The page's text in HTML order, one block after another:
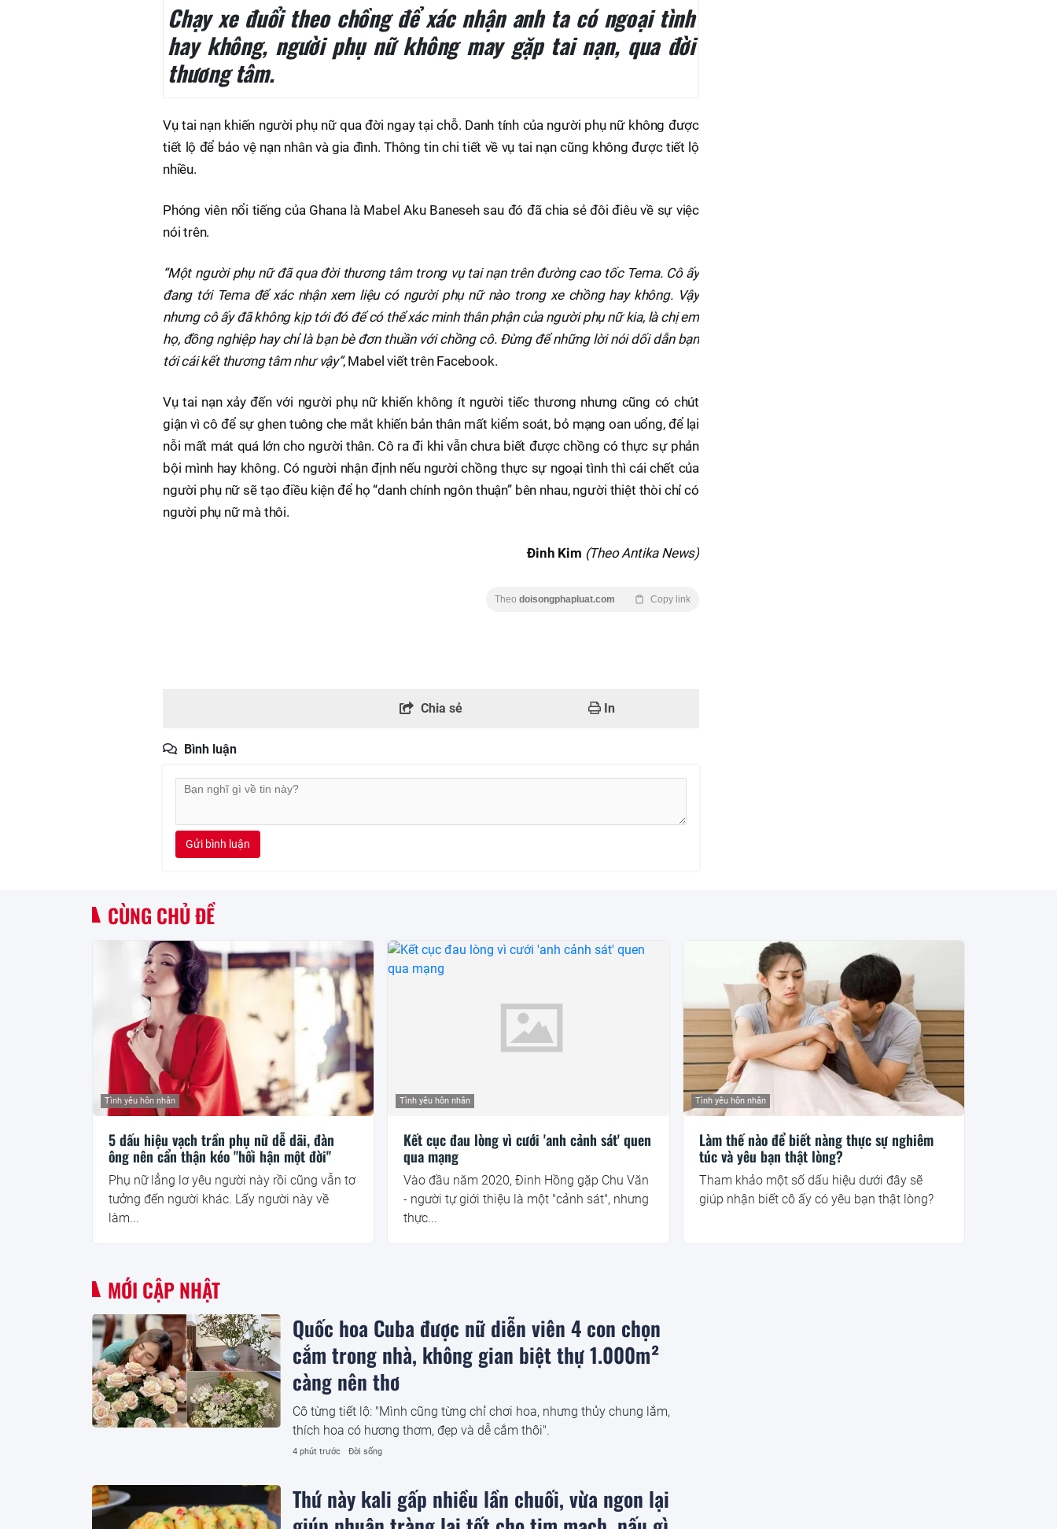
Chạy xe đuổi theo chồng để xác nhận anh ta có ngoại tình
hay không, người phụ nữ không may gặp tai nạn, qua đời
thương tâm.
Vụ tai nạn khiến người phụ nữ qua đời ngay tại chỗ. Danh tính của người phụ nữ không được
tiết lộ để bảo vệ nạn nhân và gia đình. Thông tin chi tiết về vụ tai nạn cũng không được tiết lộ
nhiều.
Phóng viên nổi tiếng của Ghana là Mabel Aku Baneseh sau đó đã chia sẻ đôi điêu về sự việc
nói trên.
“Một người phụ nữ đã qua đời thương tâm trong vụ tai nạn trên đường cao tốc Tema. Cô ấy
đang tới Tema để xác nhận xem liệu có người phụ nữ nào trong xe chồng hay không. Vậy
nhưng cô ấy đã không kịp tới đó để có thể xác minh thân phận của người phụ nữ kia, là chị em
họ, đồng nghiệp hay chỉ là bạn bè đơn thuần với chồng cô. Đừng để những lời nói dối dẫn bạn
tới cái kết thương tâm như vậy”, Mabel viết trên Facebook.
Vụ tai nạn xảy đến với người phụ nữ khiến không ít người tiếc thương nhưng cũng có chút
giận vì cô để sự ghen tuông che mắt khiến bản thân mất kiểm soát, bỏ mạng oan uổng, để lại
nỗi mất mát quá lớn cho người thân. Cô ra đi khi vẫn chưa biết được chồng có thực sự phản
bội mình hay không. Có người nhận định nếu người chồng thực sự ngoại tình thì cái chết của
người phụ nữ sẽ tạo điều kiện để họ “danh chính ngôn thuận” bên nhau, người thiệt thòi chỉ có
người phụ nữ mà thôi.
Đinh Kim (Theo Antika News)
Theo doisongphapluat.com Copy link
Chia sẻ In
Bình luận
Gửi bình luận
CÙNG CHỦ ĐỀ
Tình yêu hôn nhân
5 dấu hiệu vạch trần phụ nữ dễ dãi, đàn
ông nên cẩn thận kéo "hối hận một đời"
Phụ nữ lẳng lơ yêu người này rồi cũng vẫn tơ
tưởng đến người khác. Lấy người này về
làm...
Tình yêu hôn nhân
Kết cục đau lòng vì cưới 'anh cảnh sát' quen
qua mạng
Vào đầu năm 2020, Đinh Hồng gặp Chu Văn
- người tự giới thiệu là một "cảnh sát", nhưng
thực...
Tình yêu hôn nhân
Làm thế nào để biết nàng thực sự nghiêm
túc và yêu bạn thật lòng?
Tham khảo một số dấu hiệu dưới đây sẽ
giúp nhận biết cô ấy có yêu bạn thật lòng?
MỚI CẬP NHẬT
Quốc hoa Cuba được nữ diễn viên 4 con chọn
cắm trong nhà, không gian biệt thự 1.000m²
càng nên thơ
Cô từng tiết lộ: "Mình cũng từng chỉ chơi hoa, nhưng thủy chung lắm,
thích hoa có hương thơm, đẹp và dễ cắm thôi".
4 phút trước Đời sống
Thứ này kali gấp nhiều lần chuối, vừa ngon lại